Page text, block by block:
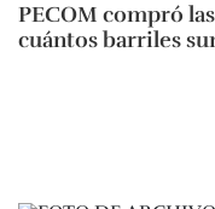
PECOM compró
cuántos barriles